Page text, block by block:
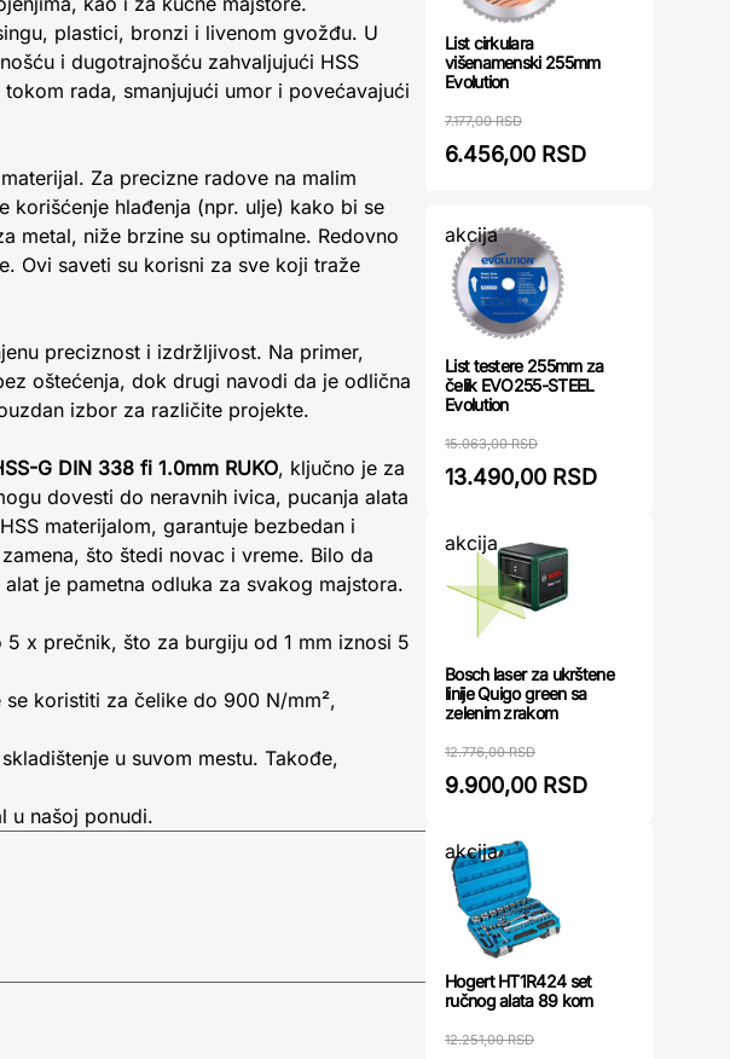
plastici, bronzi i livenom gvožđu. U
i dugotrajnošću zahvaljujući HSS
rada, smanjujući umor i povećavajući
Za precizne radove na malim
korišćenje hlađenja (npr. ulje) kako bi se
metal, niže brzine su optimalne. Redovno
Ovi saveti su korisni za sve koji traže
preciznost i izdržljivost. Na primer,
oštećenja, dok drugi navodi da je odlična
izbor za različite projekte.
G DIN 338 fi 1.0mm RUKO, ključno je za
dovesti do neravnih ivica, pucanja alata
materijalom, garantuje bezbedan i
što štedi novac i vreme. Bilo da
je pametna odluka za svakog majstora.
5 x prečnik, što za burgiju od 1 mm iznosi 5
se koristiti za čelike do 900 N/mm²,
u suvom mestu. Takođe,
u našoj ponudi.
List cirkulara
višenamenski 255mm
Evolution
7.177,00 RSD
6.456,00 RSD
akcija
List testere 255mm za
čelik EVO255-STEEL
Evolution
15.063,00 RSD
13.490,00 RSD
akcija
Bosch laser za ukrštene
linije Quigo green sa
zelenim zrakom
12.776,00 RSD
9.900,00 RSD
akcija
Hogert HT1R424 set
ručnog alata 89 kom
12.251,00 RSD